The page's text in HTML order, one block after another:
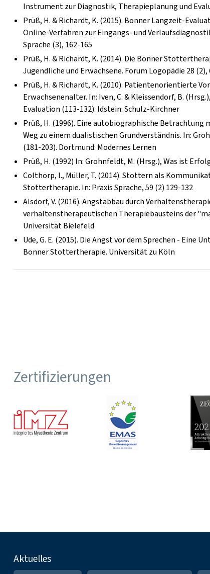
Instrument zur Diagnostik, Therapieplanung und
Prüß, H. & Richardt, K. (2015). Bonner Langzeit-
Online-Verfahren zur Eingangs- und
Sprache (3), 162-165
Prüß, H. & Richardt, K. (2014). Die Bonner
Jugendliche und Erwachsene. Forum Logopädie 28 (2),
Prüß, H. & Richardt, K. (2010). Patientenorientierte
Erwachsenenalter. In: Iven, C. & Kleissendorf, B.
Evaluation (113-132). Idstein: Schulz-Kirchner
Prüß, H. (1996). Eine autobiographische
Weg zu einem dualistischen Grundverständnis. In:
(181-203). Dortmund: Modernes Lernen
Prüß, H. (1992) In: Grohnfeldt, M. (Hrsg.), Was ist
Colthorp, I., Müller, T. (2014). Stottern als
Stottertherapie. In: Praxis Sprache, 59 (2) 129-132
Alsdorf, V. (2016). Angstabbau durch
verhaltenstherapeutischen Therapiebausteins der
Universität Bielefeld
Ude, G. E. (2015). Die Angst vor dem Sprechen - Eine
Bonner Stottertherapie. Universität zu Köln
Zertifizierungen
Fußnavigation
Aktuelles